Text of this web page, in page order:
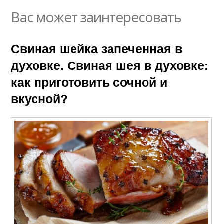
Вас может заинтересовать
Свиная шейка запеченная в
духовке. Свиная шея в духовке:
как приготовить сочной и
вкусной?